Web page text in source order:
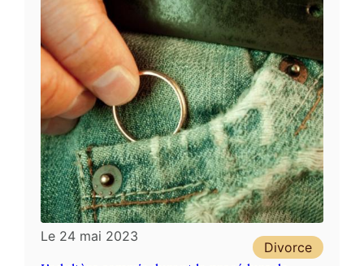
Le 24 mai 2023
Divorce